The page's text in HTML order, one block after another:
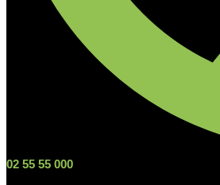
02 55 55 000